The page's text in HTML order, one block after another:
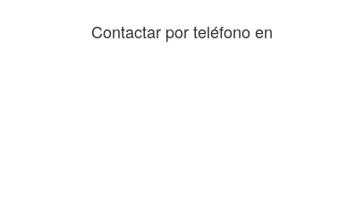
Contactar por teléfono en